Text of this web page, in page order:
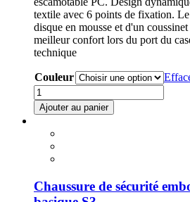
textile avec 6 points de fixation.
disque en mousse et d'un
meilleur confort lors du port du
technique
Couleur
quantité
de
Casque
chantier
visière
Ajouter au panier
produit
plusieurs
Les
options
Chaussure de sécurité